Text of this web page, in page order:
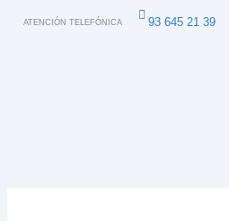
ATENCIÓN TELEFÓNICA 93 645 21 39